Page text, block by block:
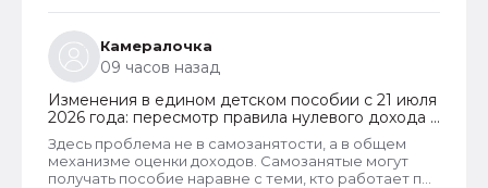
Камералочка
09 часов назад
Изменения в едином детском пособии с 21 июля
2026 года: пересмотр правила нулевого дохода и
новый порядок оформления пособий по месту
пребывания
Здесь проблема не в самозанятости, а в общем
механизме оценки доходов. Самозанятые могут
получать пособие наравне с теми, кто работает по